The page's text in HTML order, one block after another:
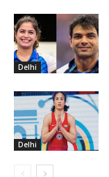
Delhi
Delhi